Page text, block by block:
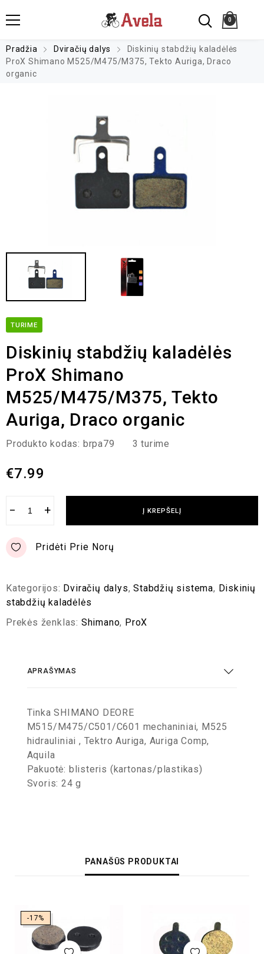
0
Pradžia Dviračių dalys
Diskinių stabdžių kaladėlės
ProX Shimano M525/M475/M375, Tekto Auriga, Draco
organic
TURIME
Diskinių stabdžių kaladėlės
ProX Shimano
M525/M475/M375, Tekto
Auriga, Draco organic
Produkto kodas: brpa79 3 turime
€7.99
− + Į KREPŠELĮ
Pridėti Prie Norų
Kategorijos: Dviračių dalys,Stabdžių sistema, Diskinių
stabdžių kaladėlės
Prekės ženklas: Shimano, ProX
APRAŠYMAS
Tinka SHIMANO DEORE
M515/M475/C501/C601 mechaniniai, M525
hidrauliniai , Tektro Auriga, Auriga Comp,
Aquila
Pakuotė: blisteris (kartonas/plastikas)
Svoris: 24 g
PANAŠŪS PRODUKTAI
-17%